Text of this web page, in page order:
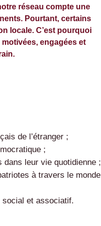
réseau compte une
Pourtant, certains
locale. C’est pourquoi
engagées et
de l’étranger ;
;
leur vie quotidienne ;
à travers le monde
social et associatif.